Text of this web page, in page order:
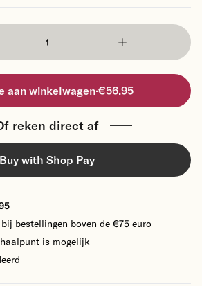
aan winkelwagen·€56.95
reken direct af
Buy with Shop Pay
bij bestellingen boven de €75 euro
is mogelijk